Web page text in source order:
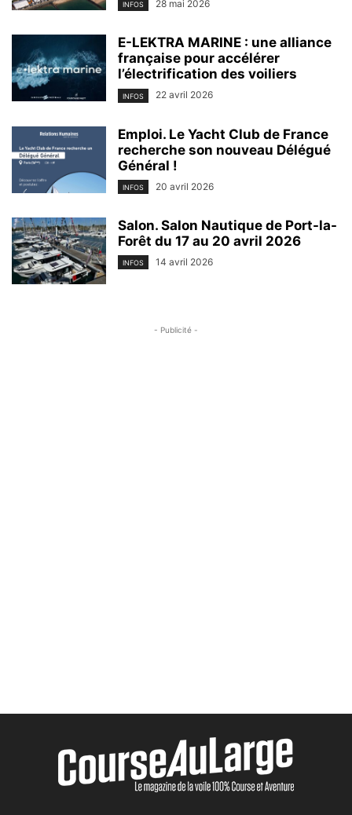
INFOS 28 mai 2026
E-LEKTRA MARINE : une alliance
française pour accélérer
l’électrification des voiliers
INFOS 22 avril 2026
Emploi. Le Yacht Club de France
recherche son nouveau Délégué
Général !
INFOS 20 avril 2026
Salon. Salon Nautique de Port-la-
Forêt du 17 au 20 avril 2026
INFOS 14 avril 2026
- Publicité -